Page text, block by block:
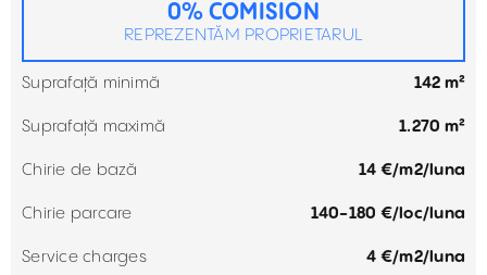
0% COMISION
REPREZENTĂM PROPRIETARUL
Suprafață minimă 142 m²
Suprafață maximă 1.270 m²
Chirie de bază 14 €/m2/luna
Chirie parcare 140-180 €/loc/luna
Service charges 4 €/m2/luna